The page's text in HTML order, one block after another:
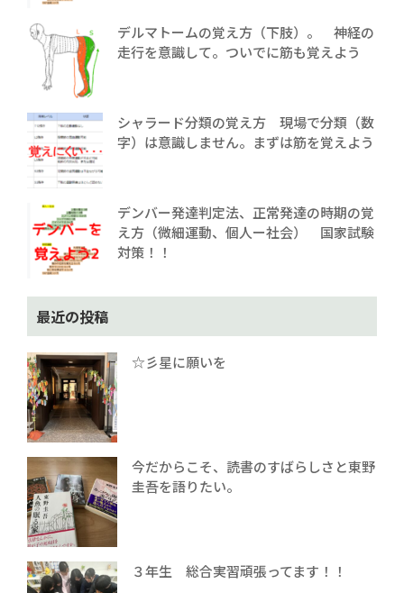
デルマトームの覚え方（下肢）。 神経の
走行を意識して。ついでに筋も覚えよう
シャラード分類の覚え方 現場で分類（数
字）は意識しません。まずは筋を覚えよう
デンバー発達判定法、正常発達の時期の覚
え方（微細運動、個人ー社会） 国家試験
対策！！
最近の投稿
☆彡星に願いを
今だからこそ、読書のすばらしさと東野
圭吾を語りたい。
３年生 総合実習頑張ってます！！